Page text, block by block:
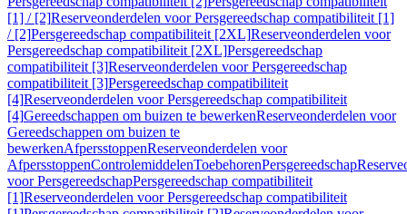
[1] / [2]Reserveonderdelen voor Persgereedschap compatibiliteit [1]
/ [2]Persgereedschap compatibiliteit [2XL]Reserveonderdelen voor
Persgereedschap compatibiliteit [2XL]Persgereedschap
compatibiliteit [3]Reserveonderdelen voor Persgereedschap
compatibiliteit [3]Persgereedschap compatibiliteit
[4]Reserveonderdelen voor Persgereedschap compatibiliteit
[4]Gereedschappen om buizen te bewerkenReserveonderdelen voor
Gereedschappen om buizen te
bewerkenAfpersstoppenReserveonderdelen voor
AfpersstoppenControlemiddelenToebehorenPersgereedschap
voor PersgereedschapPersgereedschap compatibiliteit
[1]Reserveonderdelen voor Persgereedschap compatibiliteit